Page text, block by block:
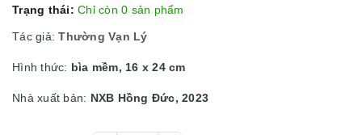
Trạng thái: Chỉ còn 0 sản phẩm
Tác giả:Thường Vạn Lý
Hình thức: bìa mềm, 16 x 24 cm
Nhà xuất bản: NXB Hồng Đức, 2023